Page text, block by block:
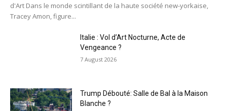
d'Art Dans le monde scintillant de la haute société new-yorkaise,
Tracey Amon, figure...
Italie : Vol d’Art Nocturne, Acte de
Vengeance ?
7 August 2026
Trump Débouté: Salle de Bal à la Maison
Blanche ?